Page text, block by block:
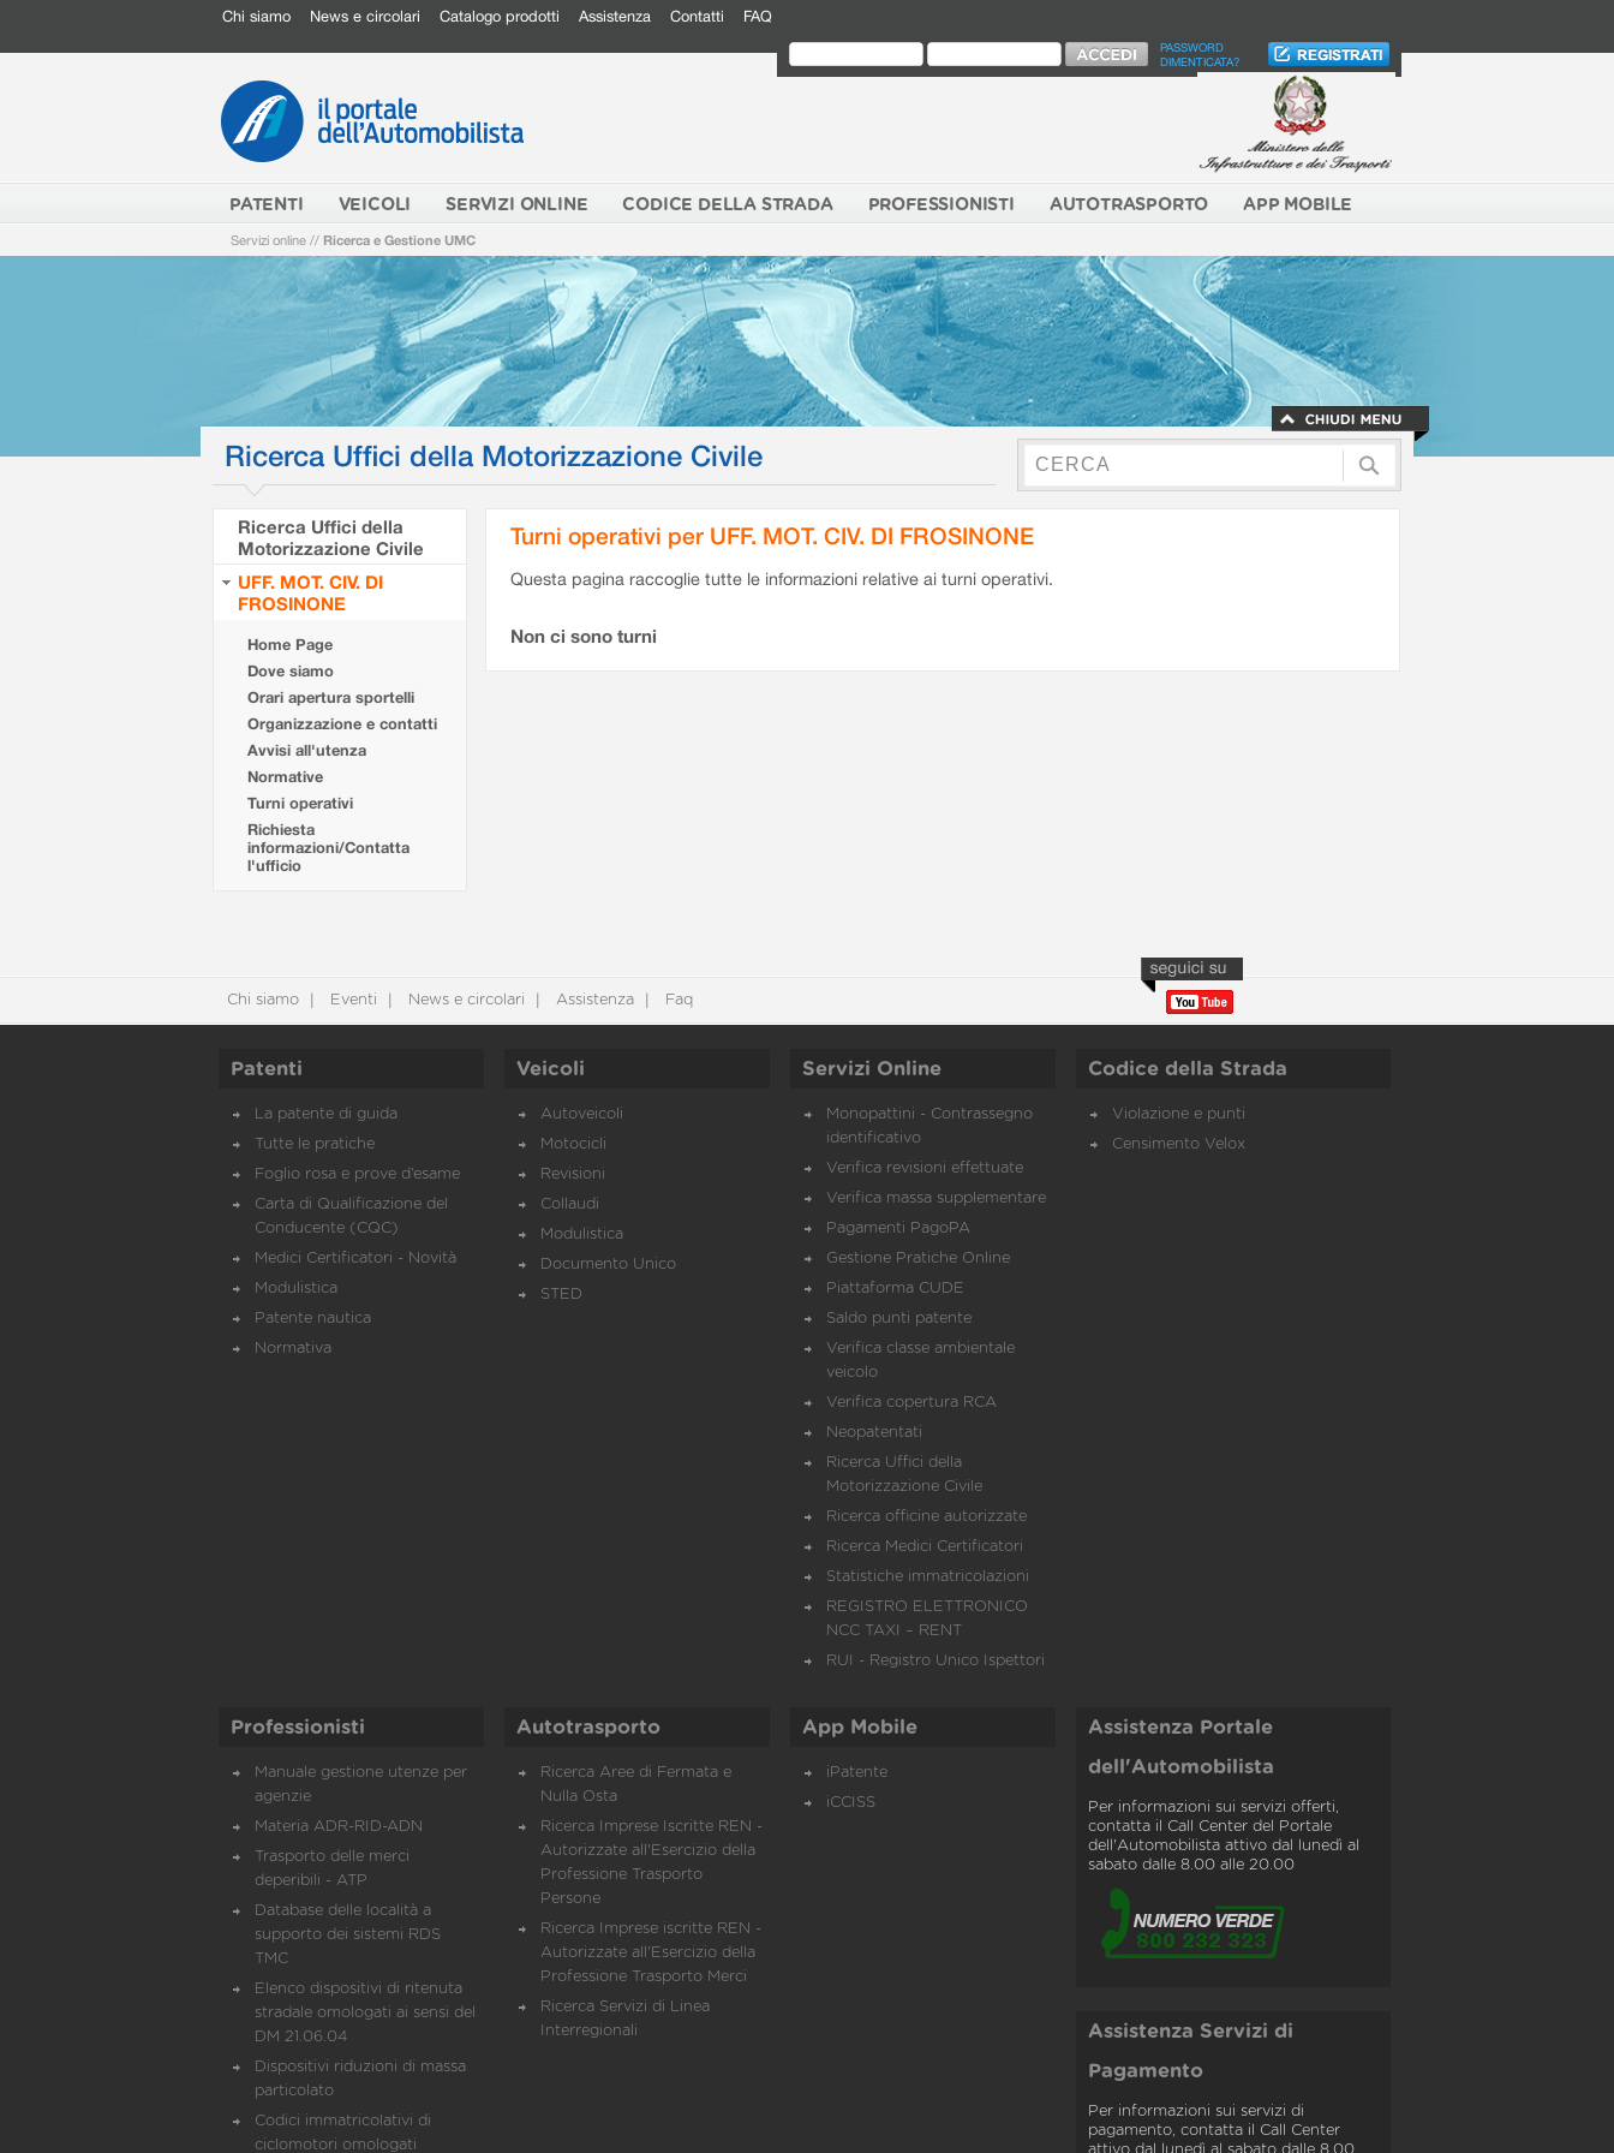
Chi siamo News e circolari Catalogo prodotti Assistenza Contatti FAQ
PASSWORD
DIMENTICATA?
PATENTI VEICOLI SERVIZI ONLINE CODICE DELLA STRADA PROFESSIONISTI AUTOTRASPORTO APP MOBILE
Servizi online // Ricerca e Gestione UMC
Ricerca Uffici della Motorizzazione Civile
Ricerca Uffici della
Motorizzazione Civile
UFF. MOT. CIV. DI
FROSINONE
Home Page
Dove siamo
Orari apertura sportelli
Organizzazione e contatti
Avvisi all'utenza
Normative
Turni operativi
Richiesta
informazioni/Contatta
l'ufficio
Turni operativi per UFF. MOT. CIV. DI FROSINONE
Questa pagina raccoglie tutte le informazioni relative ai turni operativi.
Non ci sono turni
Chi siamo Eventi News e circolari Assistenza Faq
Patenti
La patente di guida
Tutte le pratiche
Foglio rosa e prove d’esame
Carta di Qualificazione del
Conducente (CQC)
Medici Certificatori - Novità
Modulistica
Patente nautica
Normativa
Veicoli
Autoveicoli
Motocicli
Revisioni
Collaudi
Modulistica
Documento Unico
STED
Servizi Online
Monopattini - Contrassegno
identificativo
Verifica revisioni effettuate
Verifica massa supplementare
Pagamenti PagoPA
Gestione Pratiche Online
Piattaforma CUDE
Saldo punti patente
Verifica classe ambientale
veicolo
Verifica copertura RCA
Neopatentati
Ricerca Uffici della
Motorizzazione Civile
Ricerca officine autorizzate
Ricerca Medici Certificatori
Statistiche immatricolazioni
REGISTRO ELETTRONICO
NCC TAXI – RENT
RUI - Registro Unico Ispettori
Codice della Strada
Violazione e punti
Censimento Velox
Professionisti
Manuale gestione utenze per
agenzie
Materia ADR-RID-ADN
Trasporto delle merci
deperibili - ATP
Database delle località a
supporto dei sistemi RDS
TMC
Elenco dispositivi di ritenuta
stradale omologati ai sensi del
DM 21.06.04
Dispositivi riduzioni di massa
particolato
Codici immatricolativi di
ciclomotori omologati
Autotrasporto
Ricerca Aree di Fermata e
Nulla Osta
Ricerca Imprese Iscritte REN -
Autorizzate all'Esercizio della
Professione Trasporto
Persone
Ricerca Imprese iscritte REN -
Autorizzate all'Esercizio della
Professione Trasporto Merci
Ricerca Servizi di Linea
Interregionali
App Mobile
iPatente
iCCISS
Assistenza Portale
dell'Automobilista
Per informazioni sui servizi offerti,
contatta il Call Center del Portale
dell'Automobilista attivo dal lunedì al
sabato dalle 8.00 alle 20.00
Assistenza Servizi di
Pagamento
Per informazioni sui servizi di
pagamento, contatta il Call Center